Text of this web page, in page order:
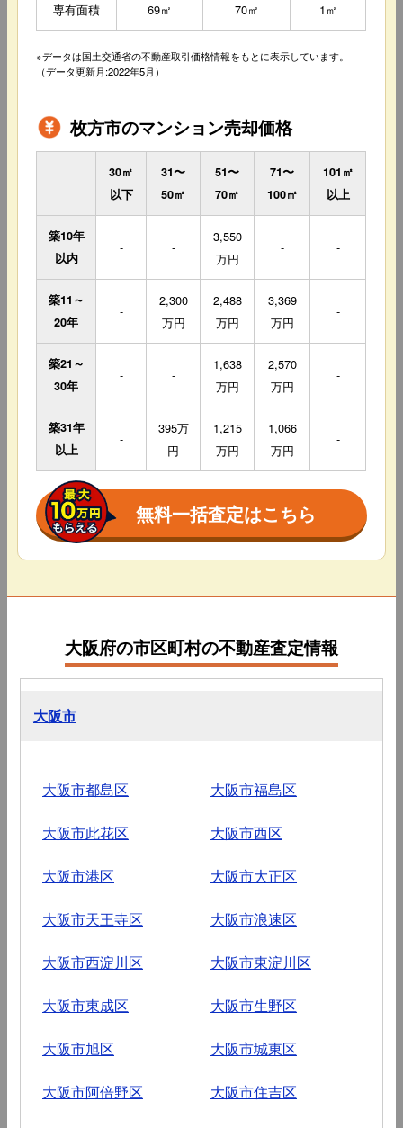
専有面積 69㎡ 70㎡ 1㎡
※データは国土交通省の不動産取引価格情報をもとに表示しています。
（データ更新月:2022年5月）
枚方市のマンション売却価格
30㎡
以下
31〜
50㎡
51〜
70㎡
71〜
100㎡
101㎡
以上
築10年
以内
- -
3,550
万円
- -
築11～
20年
-
2,300
万円
2,488
万円
3,369
万円
-
築21～
30年
- -
1,638
万円
2,570
万円
-
築31年
以上
-
395万
円
1,215
万円
1,066
万円
-
無料一括査定はこちら
大阪府の市区町村の不動産査定情報
大阪市
大阪市都島区 大阪市福島区
大阪市此花区 大阪市西区
大阪市港区 大阪市大正区
大阪市天王寺区 大阪市浪速区
大阪市西淀川区 大阪市東淀川区
大阪市東成区 大阪市生野区
大阪市旭区 大阪市城東区
大阪市阿倍野区 大阪市住吉区